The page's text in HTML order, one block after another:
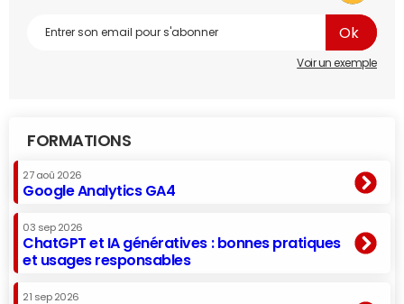
Voir un exemple
FORMATIONS
27 aoû 2026
Google Analytics GA4
03 sep 2026
ChatGPT et IA génératives : bonnes pratiques
et usages responsables
21 sep 2026